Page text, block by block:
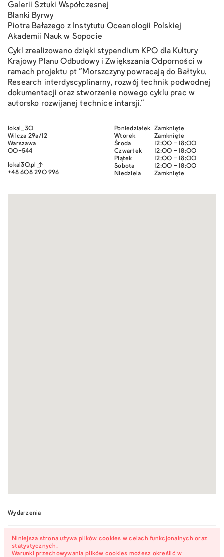
Galerii Sztuki Współczesnej
Blanki Byrwy
Piotra Bałazego z Instytutu Oceanologii Polskiej
Akademii Nauk w Sopocie
Cykl zrealizowano dzięki stypendium KPO dla Kultury
Krajowy Planu Odbudowy i Zwiększania Odporności w
ramach projektu pt “Morszczyny powracają do Bałtyku.
Research interdyscyplinarny, rozwój technik podwodnej
dokumentacji oraz stworzenie nowego cyklu prac w
autorsko rozwijanej technice intarsji.”
lokal_30
Wilcza 29a/12
Warszawa
00-544
lokal30.pl
+48 608 290 996
Poniedziałek
Zamknięte
Wtorek
Zamknięte
Środa
12:00 - 18:00
Czwartek
12:00 - 18:00
Piątek
12:00 - 18:00
Sobota
12:00 - 18:00
Niedziela
Zamknięte
Wydarzenia
Otwarcie wystawy Liliany
Zeic: Morszczyny wracają
18.04.26
Niniejsza strona używa plików cookies w celach funkcjonalnych oraz
statystycznych.
Warunki przechowywania plików cookies możesz określić w